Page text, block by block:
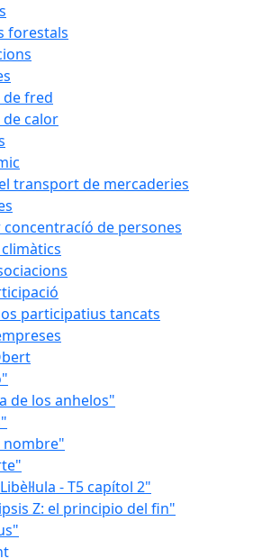
forestals
de fred
de calor
transport de mercaderies
concentracíó de persones
participatius tancats
de los anhelos"
nombre"
- T5 capítol 2"
Z: el principio del fin"